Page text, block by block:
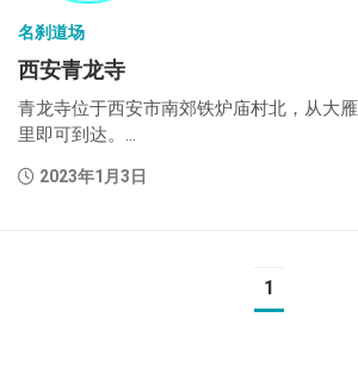
名刹道场
西安青龙寺
青龙寺位于西安市南郊铁炉庙村北，从大
里即可到达。...
2023年1月3日
1